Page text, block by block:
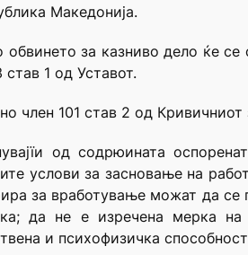
Македонија.
обвинето за казниво дело ќе се
став 1 од Уставот.
член 101 став 2 од
од содрюината
услови за засновање на
за вработување можат да се
да не е изречена мерка
и психофизичка